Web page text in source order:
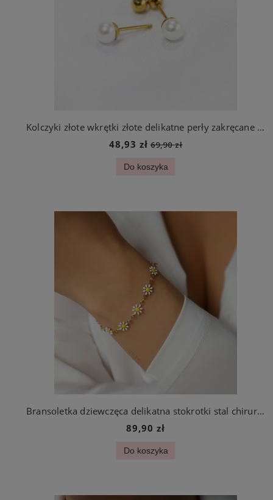
Kolczyki złote wkrętki złote delikatne perły zakręcane ze stali jubilerskiej
48,93 zł 69,90 zł
Do koszyka
Bransoletka dziewczęca delikatna stokrotki stal chirurgiczna
89,90 zł
Do koszyka